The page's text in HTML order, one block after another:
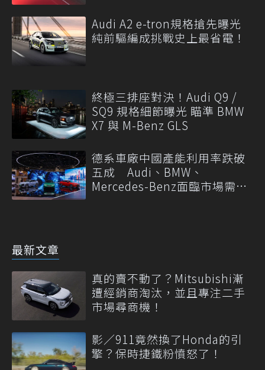
Audi A2 e-tron規格搶先曝光
純前驅編成挑戰史上最省電！
終極三排座對決！Audi Q9 /
SQ9 規格細節曝光 瞄準 BMW
X7 與 M-Benz GLS
德系車廠中國產能利用率跌破
五成 Audi、BMW、
Mercedes-Benz面臨市場需求
最新文章
真的賣不動了？Mitsubishi漸
遭經銷商淘汰，並且專注二手
市場尋商機！
影／911竟然換了Honda的引
擎？保時捷鐵粉憤怒了！